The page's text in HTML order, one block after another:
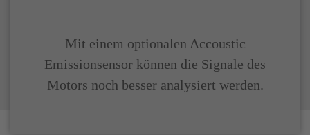
Mit einem optionalen Accoustic
Emissionsensor können die Signale des
Motors noch besser analysiert werden.